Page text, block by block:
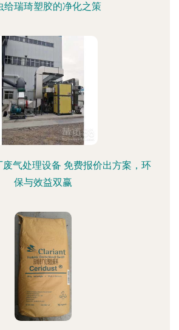
给瑞琦塑胶的净化之策
气处理设备 免费报价出方案，环
保与效益双赢